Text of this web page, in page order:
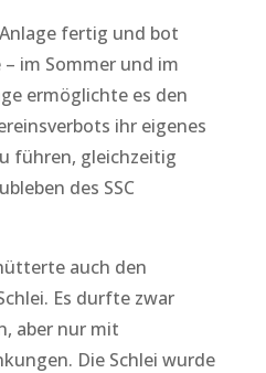
fertig und bot
im Sommer und im
ermöglichte es den
ihr eigenes
führen, gleichzeitig
des SSC
auch den
Es durfte zwar
aber nur mit
Die Schlei wurde